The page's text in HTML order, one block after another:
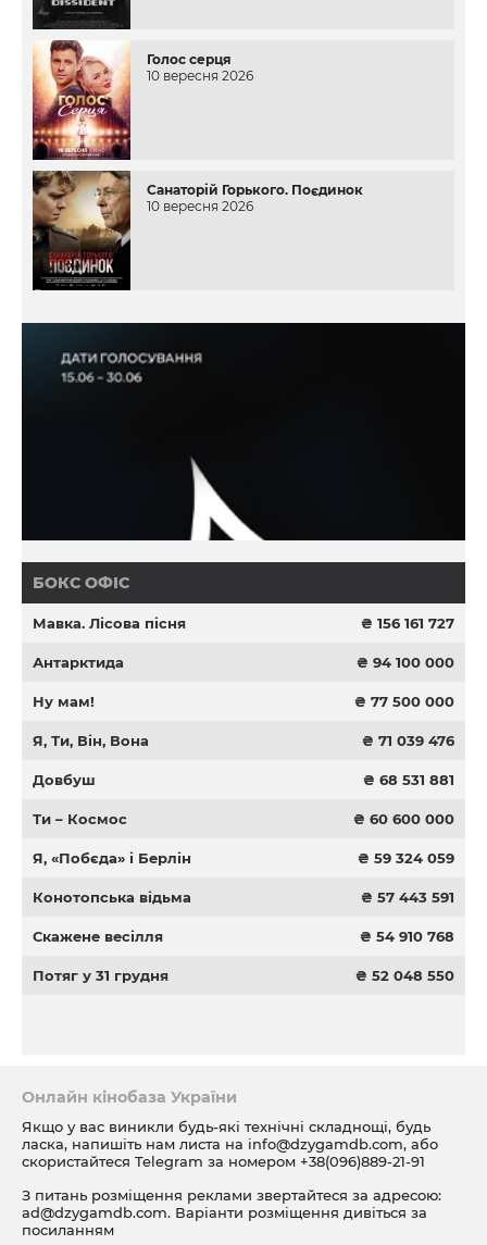
Голос серця
10 вересня 2026
Санаторій Горького. Поєдинок
10 вересня 2026
БОКС ОФІС
Мавка. Лісова пісня ₴ 156 161 727
Антарктида ₴ 94 100 000
Ну мам! ₴ 77 500 000
Я, Ти, Він, Вона ₴ 71 039 476
Довбуш ₴ 68 531 881
Ти – Космос ₴ 60 600 000
Я, «Побєда» і Берлін ₴ 59 324 059
Конотопська відьма ₴ 57 443 591
Скажене весілля ₴ 54 910 768
Потяг у 31 грудня ₴ 52 048 550
Онлайн кінобаза України
Якщо у вас виникли будь-які технічні складнощі, будь
ласка, напишіть нам листа на info@dzygamdb.com, або
скористайтеся Telegram за номером +38(096)889-21-91
З питань розміщення реклами звертайтеся за адресою:
ad@dzygamdb.com. Варіанти розміщення дивіться за
посиланням